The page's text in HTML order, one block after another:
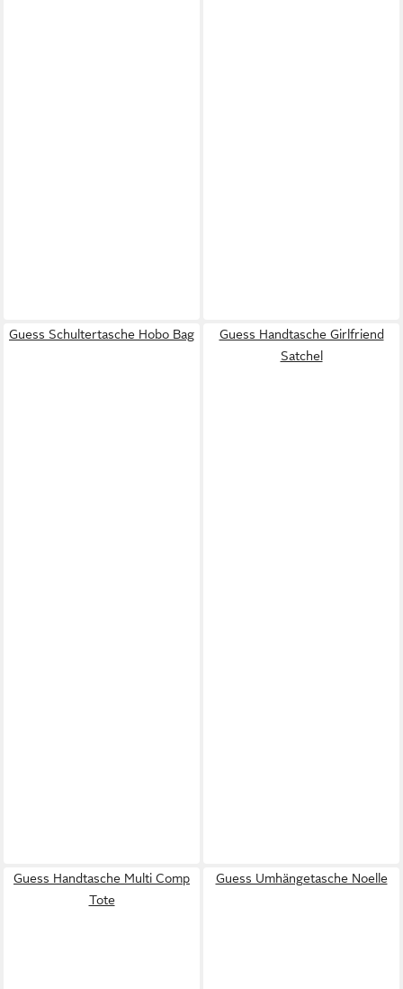
Guess Schultertasche Hobo Bag
Guess Handtasche Girlfriend
Satchel
Guess Handtasche Multi Comp
Tote
Guess Umhängetasche Noelle